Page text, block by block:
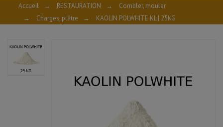
Accueil → RESTAURATION →
Combler, mouler
→
Charges, plâtre → KAOLIN POLWHITE KL | 25KG